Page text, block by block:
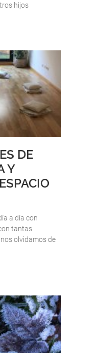
hijos
DE
Y
a día con
tantas
olvidamos de